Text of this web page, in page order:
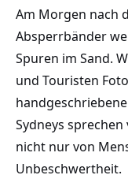
Am Morgen nach
Absperrbänder
Spuren im Sand.
und Touristen
Sydneys
nicht nur von
Unbeschwertheit.